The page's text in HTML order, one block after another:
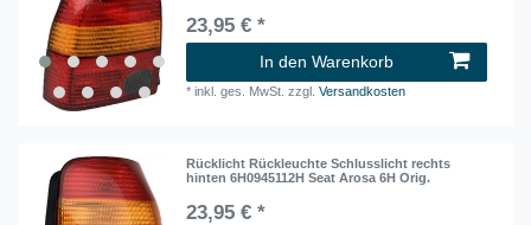
23,95 € *
In den Warenkorb
*inkl. ges. MwSt. zzgl.Versandkosten
Rücklicht Rückleuchte Schlusslicht rechts
hinten 6H0945112H Seat Arosa 6H Orig.
23,95 € *